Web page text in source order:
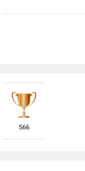
S66